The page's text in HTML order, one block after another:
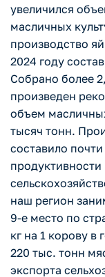
увеличился
масличных
производство
2024 году
Собрано более
произведен
объем
тысяч тонн.
составило
наш регион
9-е место по
кг на 1 корову в
220 тыс. тонн
экспорта